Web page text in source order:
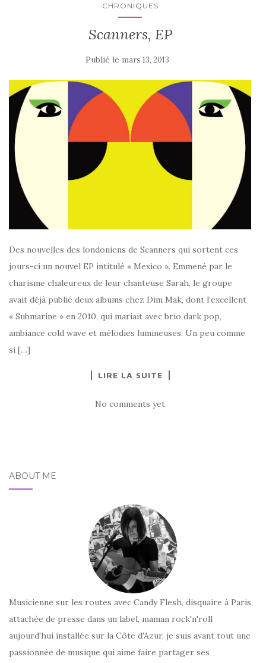
CHRONIQUES
Scanners, EP
Publié le mars 13, 2013
Des nouvelles des londoniens de Scanners qui sortent ces
jours-ci un nouvel EP intitulé « Mexico ». Emmené par le
charisme chaleureux de leur chanteuse Sarah, le groupe
avait déjà publié deux albums chez Dim Mak, dont l’excellent
« Submarine » en 2010, qui mariait avec brio dark pop,
ambiance cold wave et mélodies lumineuses. Un peu comme
si […]
LIRE LA SUITE
No comments yet
ABOUT ME
Musicienne sur les routes avec Candy Flesh, disquaire à Paris,
attachée de presse dans un label, maman rock'n'roll
aujourd'hui installée sur la Côte d'Azur, je suis avant tout une
passionnée de musique qui aime faire partager ses